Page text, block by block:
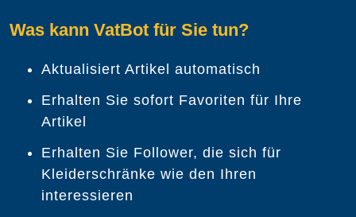
Was kann VatBot für Sie tun?
Aktualisiert Artikel automatisch
Erhalten Sie sofort Favoriten für Ihre
Artikel
Erhalten Sie Follower, die sich für
Kleiderschränke wie den Ihren
interessieren